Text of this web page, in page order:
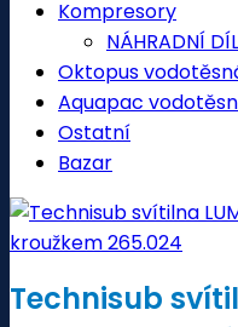
Kompresory
NÁHRADNÍ
Oktopus
Aquapac
Ostatní
Bazar
Technisub